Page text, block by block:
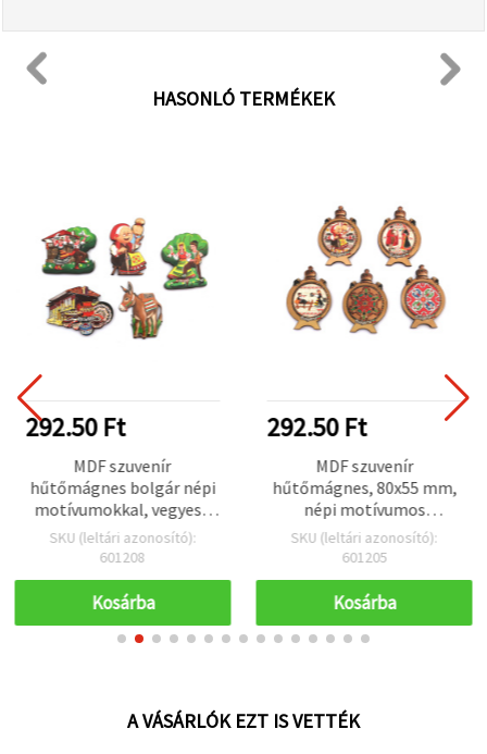
HASONLÓ TERMÉKEK
292.50 Ft
MDF szuvenír
hűtőmágnes bolgár népi
motívumokkal, vegyes /
55~70 x 45~80 mm
SKU (leltári azonosító):
601208
Kosárba
292.50 Ft
MDF szuvenír
hűtőmágnes, 80x55 mm,
népi motívumos
boroskulacs minta / MIX
SKU (leltári azonosító):
601205
Kosárba
A VÁSÁRLÓK EZT IS VETTÉK